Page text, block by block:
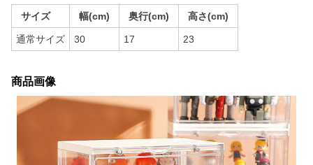
サイズ 幅(cm) 奥行(cm) 高さ(cm)
通常サイズ 30 17 23
商品画像